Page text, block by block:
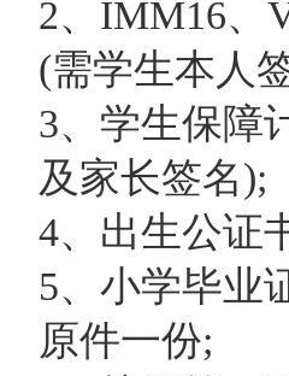
2、IMM16、
(需学生本人
3、学生保障
及家长签名);
4、出生公证
5、小学毕业
原件一份;